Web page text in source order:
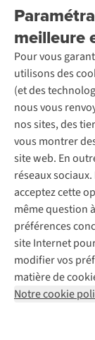
meilleure
Pour vous
utilisons des
(et des
nous vous
nos sites, des
vous montrer
site web. En
réseaux
acceptez cette
même question
préférences
site Internet
modifier vos
matière de
Notre cookie
Retourner
Rétractation
Entretien &
Garantie
Contactez-nous
Entreprise
À propos
Nos magasins
À propos
Déclaration
Location /
Seconde-main
Entretien de ski
Service de lavage
Entretien de
Réparation de
Réparation de
Retouches
Pour les
Découvrez
A.S.Magazine
Explore Camp
Expertise & conseils
Abonnez-vous
Mentions